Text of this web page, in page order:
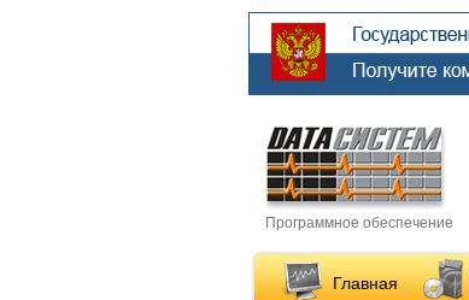
Программное обеспечение
Главная